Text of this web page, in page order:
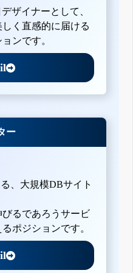
ザイナーとして、
く直感的に届ける
ンです。
ー
、大規模DBサイト
るであろうサービ
ポジションです。